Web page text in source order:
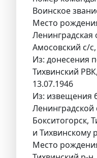
Воинское
Место
Ленинградская
Амосовский с/
Из: донесения
Тихвинский
13.07.1946
Из: извещения
Ленинградской
Бокситогорск,
и Тихвинскому
Место